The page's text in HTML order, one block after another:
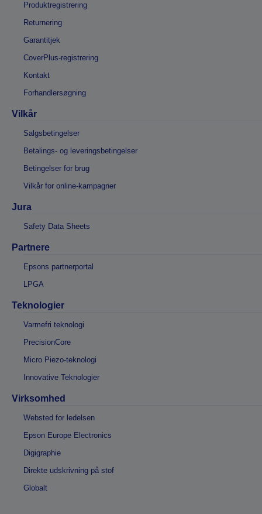
Produktregistrering
Returnering
Garantitjek
CoverPlus-registrering
Kontakt
Forhandlersøgning
Vilkår
Salgsbetingelser
Betalings- og leveringsbetingelser
Betingelser for brug
Vilkår for online-kampagner
Jura
Safety Data Sheets
Partnere
Epsons partnerportal
LPGA
Teknologier
Varmefri teknologi
PrecisionCore
Micro Piezo-teknologi
Innovative Teknologier
Virksomhed
Websted for ledelsen
Epson Europe Electronics
Digigraphie
Direkte udskrivning på stof
Globalt